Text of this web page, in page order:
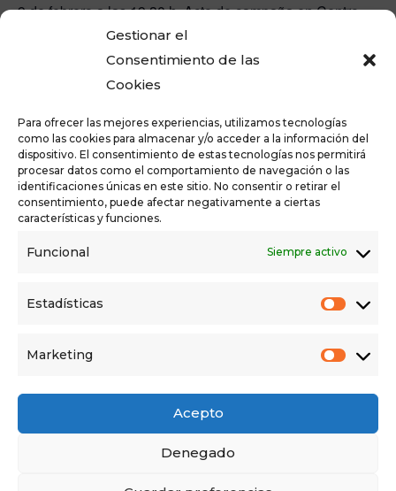
Gestionar el
Consentimiento de las
Cookies
Para ofrecer las mejores experiencias, utilizamos tecnologías
como las cookies para almacenar y/o acceder a la información del
dispositivo. El consentimiento de estas tecnologías nos permitirá
procesar datos como el comportamiento de navegación o las
identificaciones únicas en este sitio. No consentir o retirar el
consentimiento, puede afectar negativamente a ciertas
características y funciones.
Funcional Siempre activo
Estadísticas
Marketing
Acepto
Denegado
9 de febrero a las 19.30 h, Acto de campaña en Centro
Cultural de Villimar
España Vaciada Vía Burgalesa
+ Añadir a Google Calendar + Agregar a iCalendar
DETAILS
Date:
19:30 - 20:30